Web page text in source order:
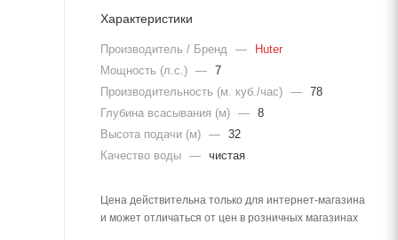
Характеристики
Производитель / Бренд —
Huter
Мощность (л.с.) — 7
Производительность (м. куб./час) — 78
Глубина всасывания (м) — 8
Высота подачи (м) — 32
Качество воды — чистая
Цена действительна только для интернет-магазина
и может отличаться от цен в розничных магазинах